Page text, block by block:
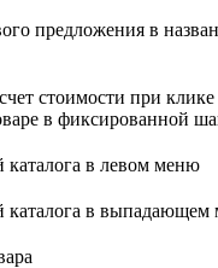
предложения в
стоимости при
в фиксированной
каталога в левом меню
каталога в